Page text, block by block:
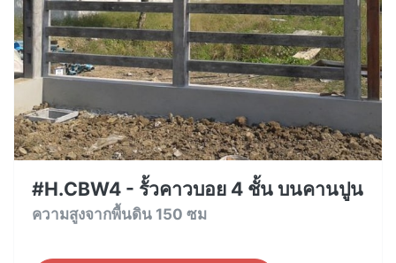
#H.CBW4 - รั้วคาวบอย 4 ชั้น บนคานปูน
ความสูงจากพื้นดิน 150 ซม